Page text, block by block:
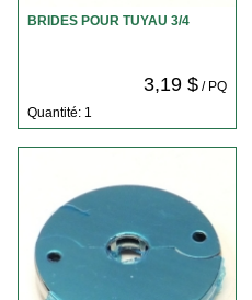
BRIDES POUR TUYAU 3/4
3,19 $/ PQ
Quantité: 1